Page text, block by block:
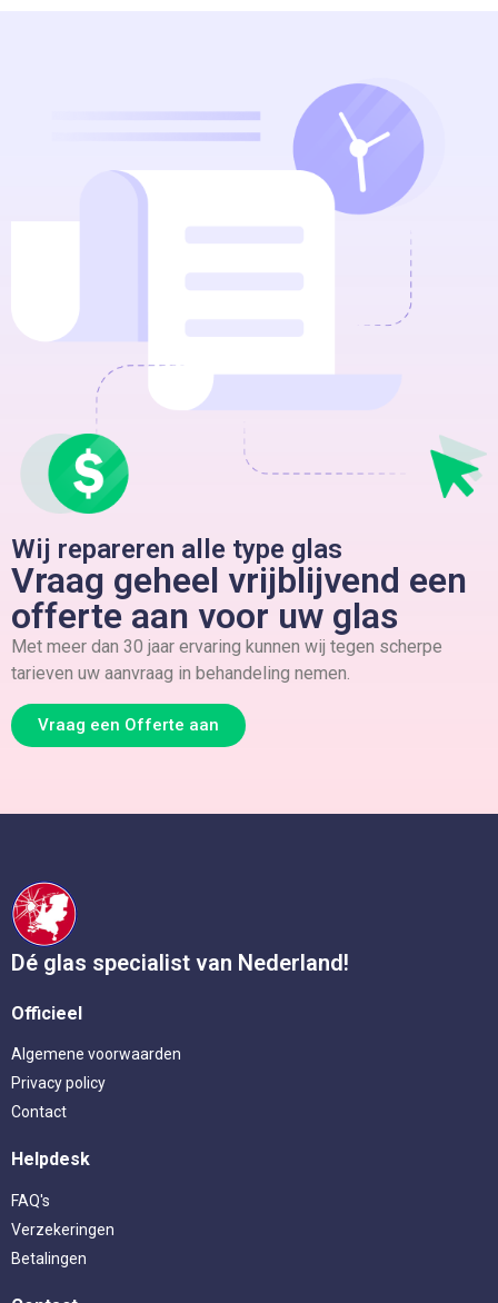
Wij repareren alle type glas
Vraag geheel vrijblijvend een
offerte aan voor uw glas
Met meer dan 30 jaar ervaring kunnen wij tegen scherpe
tarieven uw aanvraag in behandeling nemen.
Vraag een Offerte aan
Dé glas specialist van Nederland!
Officieel
Algemene voorwaarden
Privacy policy
Contact
Helpdesk
FAQ's
Verzekeringen
Betalingen